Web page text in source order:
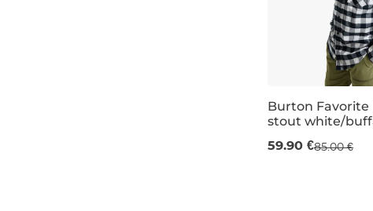
Výpredaj -30 %
Burton Favorite
stout white/
59.90 €85.00 €